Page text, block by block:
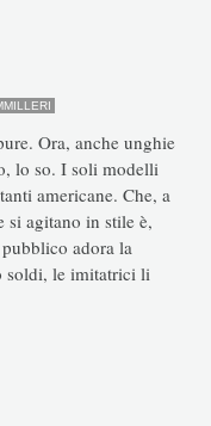
Ora, anche unghie
lo so. I soli modelli
americane. Che, a
si agitano in stile è,
adora la
soldi, le imitatrici li